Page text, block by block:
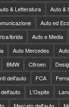
& Letteratura
Auto &
Auto ed
ibrida Auto e Media
Auto Mercedes
BMW Citroen
dell'auto FCA
L'Ospite